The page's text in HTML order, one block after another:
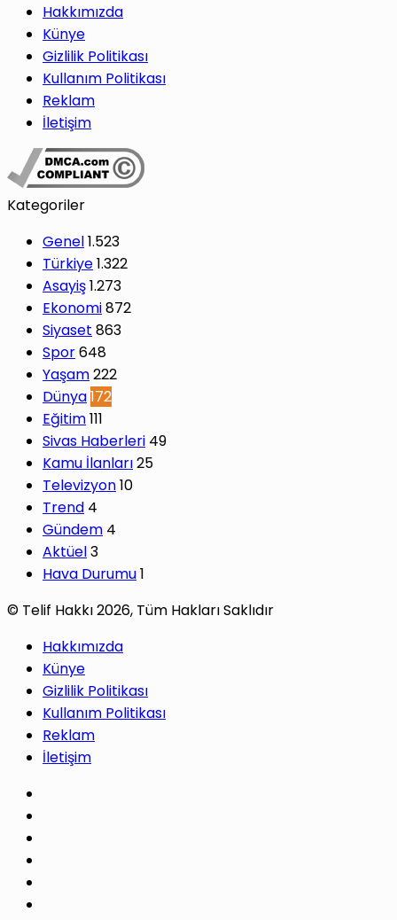
Hakkımızda
Künye
Gizlilik Politikası
Kullanım Politikası
Reklam
İletişim
Kategoriler
Genel1.523
Türkiye1.322
Asayiş1.273
Ekonomi872
Siyaset 863
Spor648
Yaşam222
Dünya172
Eğitim111
Sivas Haberleri 49
Kamu İlanları25
Televizyon10
Trend 4
Gündem 4
Aktüel3
Hava Durumu1
© Telif Hakkı 2026, Tüm Hakları Saklıdır
Hakkımızda
Künye
Gizlilik Politikası
Kullanım Politikası
Reklam
İletişim